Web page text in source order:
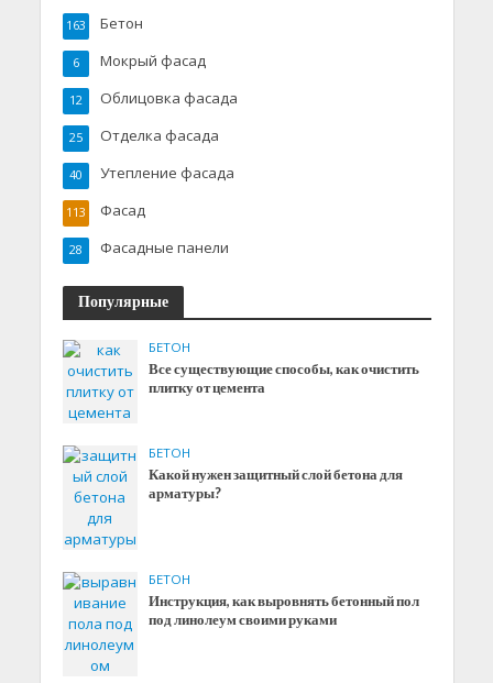
Бетон
163
Мокрый фасад
6
Облицовка фасада
12
Отделка фасада
25
Утепление фасада
40
Фасад
113
Фасадные панели
28
Популярные
БЕТОН
Все существующие способы, как очистить
плитку от цемента
БЕТОН
Какой нужен защитный слой бетона для
арматуры?
БЕТОН
Инструкция, как выровнять бетонный пол
под линолеум своими руками